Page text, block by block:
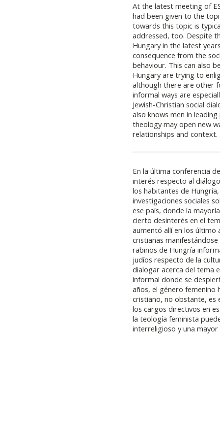
At the latest meeting of
had been given to the
towards this topic is
addressed, too. Despite
Hungary in the latest
consequence from the
behaviour. This can also
Hungary are trying to
although there are other
informal ways are
Jewish-Christian social
also knows men in
theology may open new
relationships and context.
En la última conferencia
interés respecto al
los habitantes de
investigaciones sociales
ese país, donde la
cierto desinterés en el
aumentó allí en los último
cristianas
rabinos de Hungría
judíos respecto de la
dialogar acerca del tema
informal donde se
años, el género
cristiano, no obstante, es
los cargos directivos en
la teología feminista
interreligioso y una